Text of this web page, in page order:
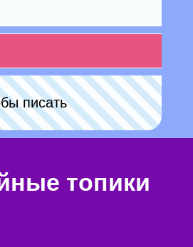
писать
топики